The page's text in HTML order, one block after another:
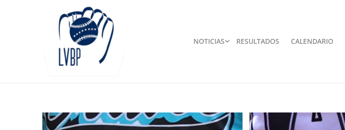
NOTICIAS RESULTADOS CALENDARIO